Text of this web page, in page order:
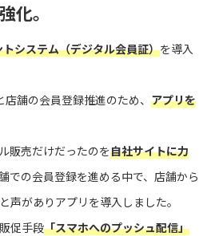
化。
システム（デジタル会員証）を導入
舗の会員登録推進のため、 アプリを
販売だけだったのを自社サイトに力
での会員登録を進める中で、店舗から
声がありアプリを導入しました。
促手段「スマホへのプッシュ配信」